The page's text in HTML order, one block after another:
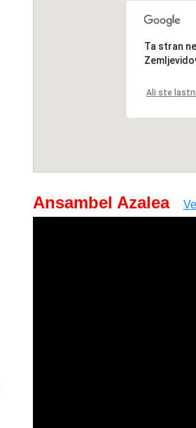
Ta stran
Ali ste
Ansambel Azalea